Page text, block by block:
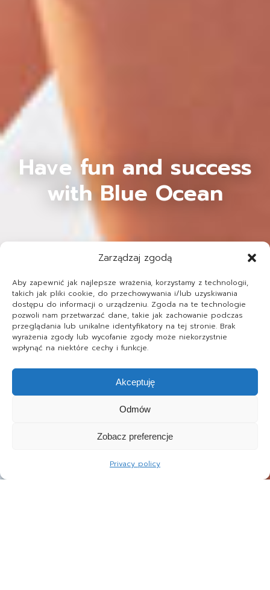
Zarządzaj zgodą
Aby zapewnić jak najlepsze wrażenia, korzystamy z technologii,
takich jak pliki cookie, do przechowywania i/lub uzyskiwania
dostępu do informacji o urządzeniu. Zgoda na te technologie
pozwoli nam przetwarzać dane, takie jak zachowanie podczas
przeglądania lub unikalne identyfikatory na tej stronie. Brak
wyrażenia zgody lub wycofanie zgody może niekorzystnie
wpłynąć na niektóre cechy i funkcje.
Akceptuję
Odmów
Zobacz preferencje
Privacy policy
Have fun and success
with Blue Ocean